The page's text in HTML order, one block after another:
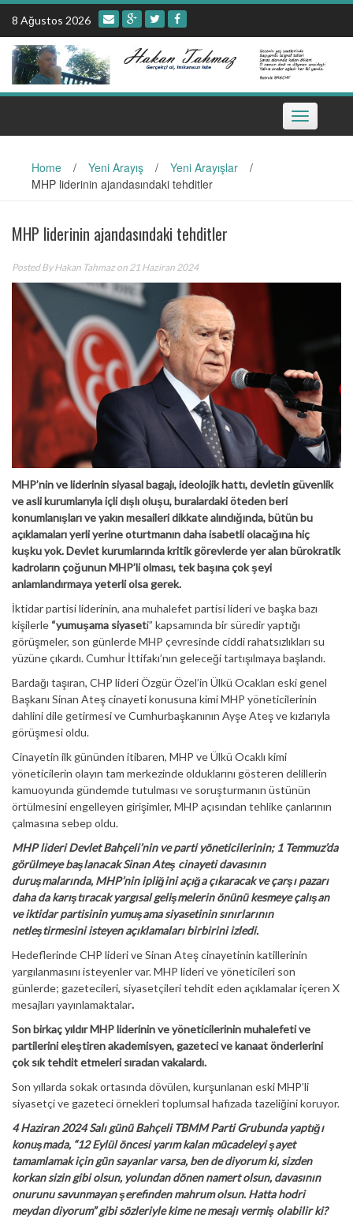
Skip
content
8 Ağustos 2026
Toggle
navigation
Home / Yeni Arayış / Yeni Arayışlar
/
MHP liderinin ajandasındaki tehditler
MHP liderinin ajandasındaki tehditler
Posted ByHakan Tahmazon 21 Haziran 2024
MHP’nin ve liderinin siyasal bagajı, ideolojik hattı, devletin güvenlik
ve asli kurumlarıyla içli dışlı oluşu, buralardaki öteden beri
konumlanışları ve yakın mesaileri dikkate alındığında, bütün bu
açıklamaları yerli yerine oturtmanın daha isabetli olacağına hiç
kuşku yok. Devlet kurumlarında kritik görevlerde yer alan bürokratik
kadroların çoğunun MHP’li olması, tek başına çok şeyi
anlamlandırmaya yeterli olsa gerek.
İktidar partisi liderinin, ana muhalefet partisi lideri ve başka bazı
kişilerle “yumuşama siyaseti” kapsamında bir süredir yaptığı
görüşmeler, son günlerde MHP çevresinde ciddi rahatsızlıkları su
yüzüne çıkardı. Cumhur İttifakı’nın geleceği tartışılmaya başlandı.
Bardağı taşıran, CHP lideri Özgür Özel’in Ülkü Ocakları eski genel
Başkanı Sinan Ateş cinayeti konusuna kimi MHP yöneticilerinin
dahlini dile getirmesi ve Cumhurbaşkanının Ayşe Ateş ve kızlarıyla
görüşmesi oldu.
Cinayetin ilk gününden itibaren, MHP ve Ülkü Ocaklı kimi
yöneticilerin olayın tam merkezinde olduklarını gösteren delillerin
kamuoyunda gündemde tutulması ve soruşturmanın üstünün
örtülmesini engelleyen girişimler, MHP açısından tehlike çanlarının
çalmasına sebep oldu.
MHP lideri Devlet Bahçeli’nin ve parti yöneticilerinin; 1 Temmuz’da
görülmeye başlanacak Sinan Ateş cinayeti davasının
duruşmalarında, MHP’nin ipliğini açığa çıkaracak ve çarşı pazarı
daha da karıştıracak yargısal gelişmelerin önünü kesmeye çalışan
ve iktidar partisinin yumuşama siyasetinin sınırlarının
netleştirmesini isteyen açıklamaları birbirini izledi.
Hedeflerinde CHP lideri ve Sinan Ateş cinayetinin katillerinin
yargılanmasını isteyenler var. MHP lideri ve yöneticileri son
günlerde; gazetecileri, siyasetçileri tehdit eden açıklamalar içeren X
mesajları yayınlamaktalar.
Son birkaç yıldır MHP liderinin ve yöneticilerinin muhalefeti ve
partilerini eleştiren akademisyen, gazeteci ve kanaat önderlerini
çok sık tehdit etmeleri sıradan vakalardı.
Son yıllarda sokak ortasında dövülen, kurşunlanan eski MHP’li
siyasetçi ve gazeteci örnekleri toplumsal hafızada tazeliğini koruyor.
4 Haziran 2024 Salı günü Bahçeli TBMM Parti Grubunda yaptığı
konuşmada, “12 Eylül öncesi yarım kalan mücadeleyi şayet
tamamlamak için gün sayanlar varsa, ben de diyorum ki, sizden
korkan sizin gibi olsun, yolundan dönen namert olsun, davasının
onurunu savunmayan şerefinden mahrum olsun. Hatta hodri
meydan diyorum” gibi sözleriyle kime ne mesajı vermiş olabilir ki?